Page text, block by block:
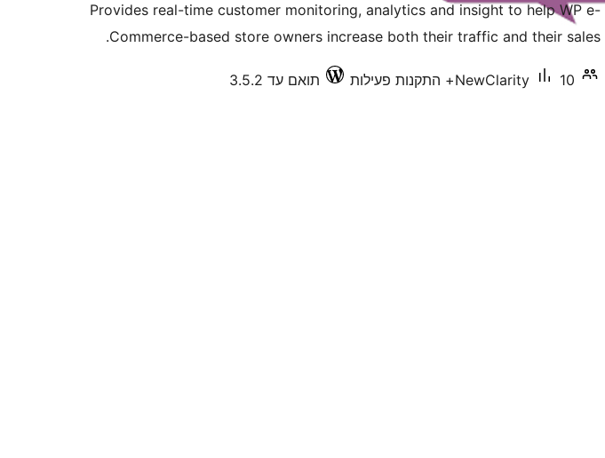
Provides real-time customer monitoring, analytics and insight to help WP e-
Commerce-based store owners increase both their traffic and their sales.
NewClarity 10+ התקנות פעילות תואם עד 3.5.2